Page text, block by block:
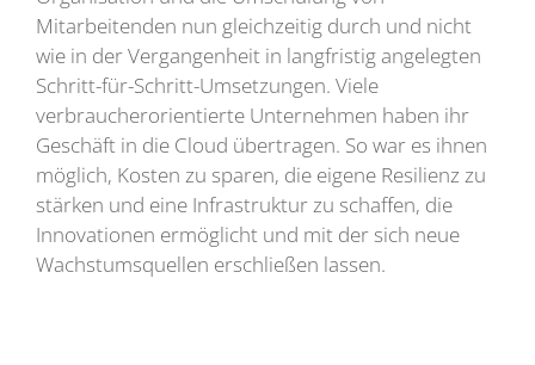
Mitarbeitenden nun gleichzeitig durch und nicht
wie in der Vergangenheit in langfristig angelegten
Schritt-für-Schritt-Umsetzungen. Viele
verbraucherorientierte Unternehmen haben ihr
Geschäft in die Cloud übertragen. So war es ihnen
möglich, Kosten zu sparen, die eigene Resilienz zu
stärken und eine Infrastruktur zu schaffen, die
Innovationen ermöglicht und mit der sich neue
Wachstumsquellen erschließen lassen.